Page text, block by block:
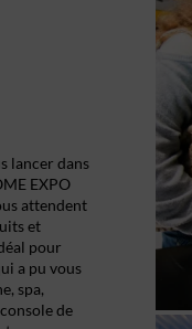
lancer dans
EXPO
attendent
et
pour
a pu vous
spa,
de